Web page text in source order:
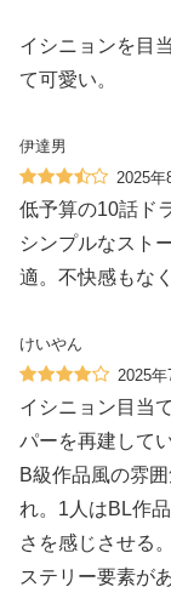
イシニョンを目
て可愛い。
伊達男
2025年
低予算の10話ド
シンプルなスト
適。不快感もな
けいやん
2025年
イシニョン目当
パーを再建して
B級作品風の雰
れ。1人はBL作
さを感じさせる
ステリー要素が